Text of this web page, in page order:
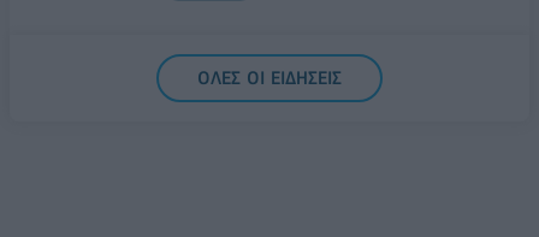
ΟΛΕΣ ΟΙ ΕΙΔΗΣΕΙΣ